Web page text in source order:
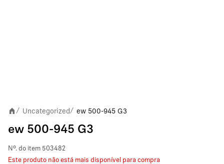
/ Uncategorized / ew 500-945 G3
ew 500-945 G3
Nº. do item 503482
Este produto não está mais disponível para compra